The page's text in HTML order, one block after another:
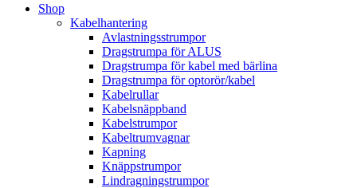
Shop
Kabelhantering
Avlastningsstrumpor
Dragstrumpa för ALUS
Dragstrumpa för kabel med bärlina
Dragstrumpa för optorör/kabel
Kabelrullar
Kabelsnäppband
Kabelstrumpor
Kabeltrumvagnar
Kapning
Knäppstrumpor
Lindragningstrumpor